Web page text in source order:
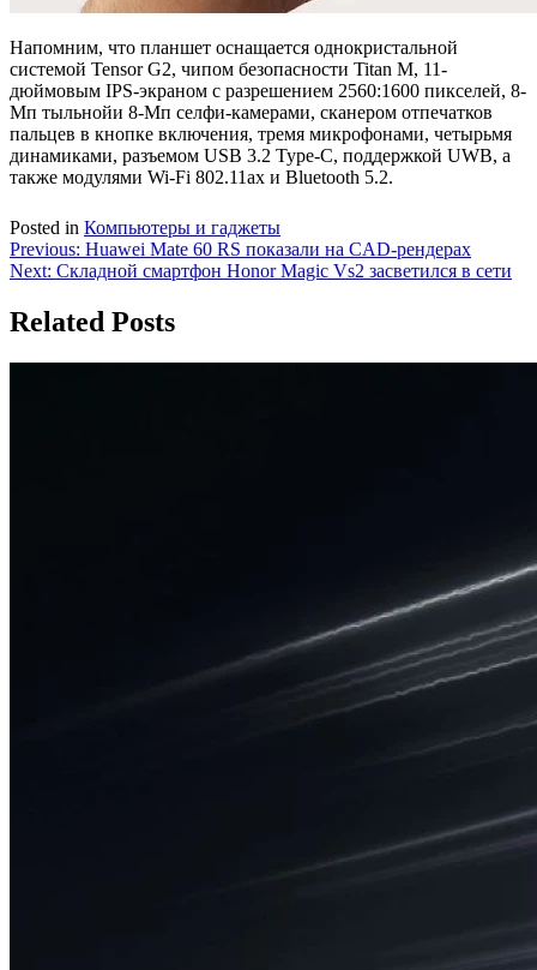
Напомним, что планшет оснащается однокристальной
системой Tensor G2, чипом безопасности Titan M, 11-
дюймовым IPS-экраном с разрешением 2560:1600 пикселей, 8-
Мп тыльнойи 8-Мп селфи-камерами, сканером отпечатков
пальцев в кнопке включения, тремя микрофонами, четырьмя
динамиками, разъемом USB 3.2 Type-C, поддержкой UWB, а
также модулями Wi-Fi 802.11ax и Bluetooth 5.2.
Posted in Компьютеры и гаджеты
Навигация
по
записям
Previous: Huawei Mate 60 RS показали на CAD-рендерах
Next: Складной смартфон Honor Magic Vs2 засветился в сети
Related Posts